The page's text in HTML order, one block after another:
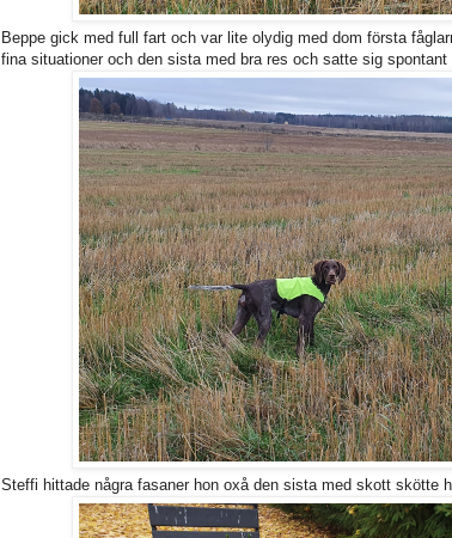
Beppe gick med full fart och var lite olydig med dom första
fina situationer och den sista med bra res och satte sig
Steffi hittade några fasaner hon oxå den sista med skott skötte